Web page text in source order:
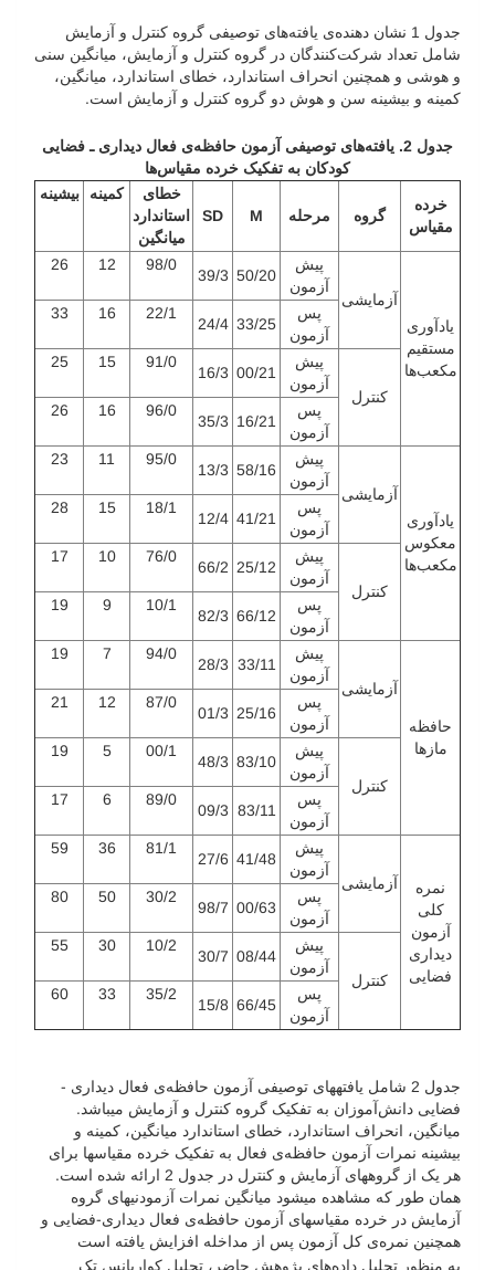
جدول 1 نشان دهنده‌ی یافته‌های توصیفی گروه کنترل و آزمایش
شامل تعداد شرکت‌کنندگان در گروه کنترل و آزمایش، میانگین سنی
و هوشی و همچنین انحراف استاندارد، خطای استاندارد، میانگین،
کمینه و بیشینه سن و هوش دو گروه کنترل و آزمایش است.
جدول 2. یافته‌های توصیفی آزمون حافظه‌ی فعال دیداری ـ فضایی
کودکان به تفکیک خرده مقیاس‌ها
خرده
مقیاس
گروه مرحله M
SD
خطای
استاندارد
میانگین
کمینه بیشینه
یادآوری
مستقیم
مکعب‌ها
آزمایشی
پیش
آزمون
50/20
39/3
98/0
12
26
پس
آزمون
33/25
24/4
22/1
16
33
کنترل
پیش
آزمون
00/21
16/3
91/0
15
25
پس
آزمون
16/21
35/3
96/0
16
26
یادآوری
معکوس
مکعب‌ها
آزمایشی
پیش
آزمون
58/16
13/3
95/0
11
23
پس
آزمون
41/21
12/4
18/1
15
28
کنترل
پیش
آزمون
25/12
66/2
76/0
10
17
پس
آزمون
66/12
82/3
10/1
9
19
حافظه
مازها
آزمایشی
پیش
آزمون
33/11
28/3
94/0
7
19
پس
آزمون
25/16
01/3
87/0
12
21
کنترل
پیش
آزمون
83/10
48/3
00/1
5
19
پس
آزمون
83/11
09/3
89/0
6
17
نمره
کلی
آزمون
دیداری
فضایی
آزمایشی
پیش
آزمون
41/48
27/6
81/1
36
59
پس
آزمون
00/63
98/7
30/2
50
80
کنترل
پیش
آزمون
08/44
30/7
10/2
30
55
پس
آزمون
66/45
15/8
35/2
33
60
جدول 2 شامل یافته­های توصیفی آزمون حافظه‌ی فعال دیداری -
فضایی دانش‌آموزان به تفکیک گروه کنترل و آزمایش می­باشد.
میانگین، انحراف استاندارد، خطای استاندارد میانگین، کمینه و
بیشینه نمرات آزمون حافظه‌ی فعال به تفکیک خرده مقیاس­ها برای
هر یک از گروه­های آزمایش و کنترل در جدول 2 ارائه شده است.
همان طور که مشاهده می­شود میانگین نمرات آزمودنی­های گروه
آزمایش در خرده مقیاس­های آزمون حافظه‌ی فعال دیداری-فضایی و
همچنین نمره‌ی کل آزمون پس از مداخله افزایش یافته است
به منظور تحلیل داده‌های پژوهش حاضر، تحلیل کواریانس تک